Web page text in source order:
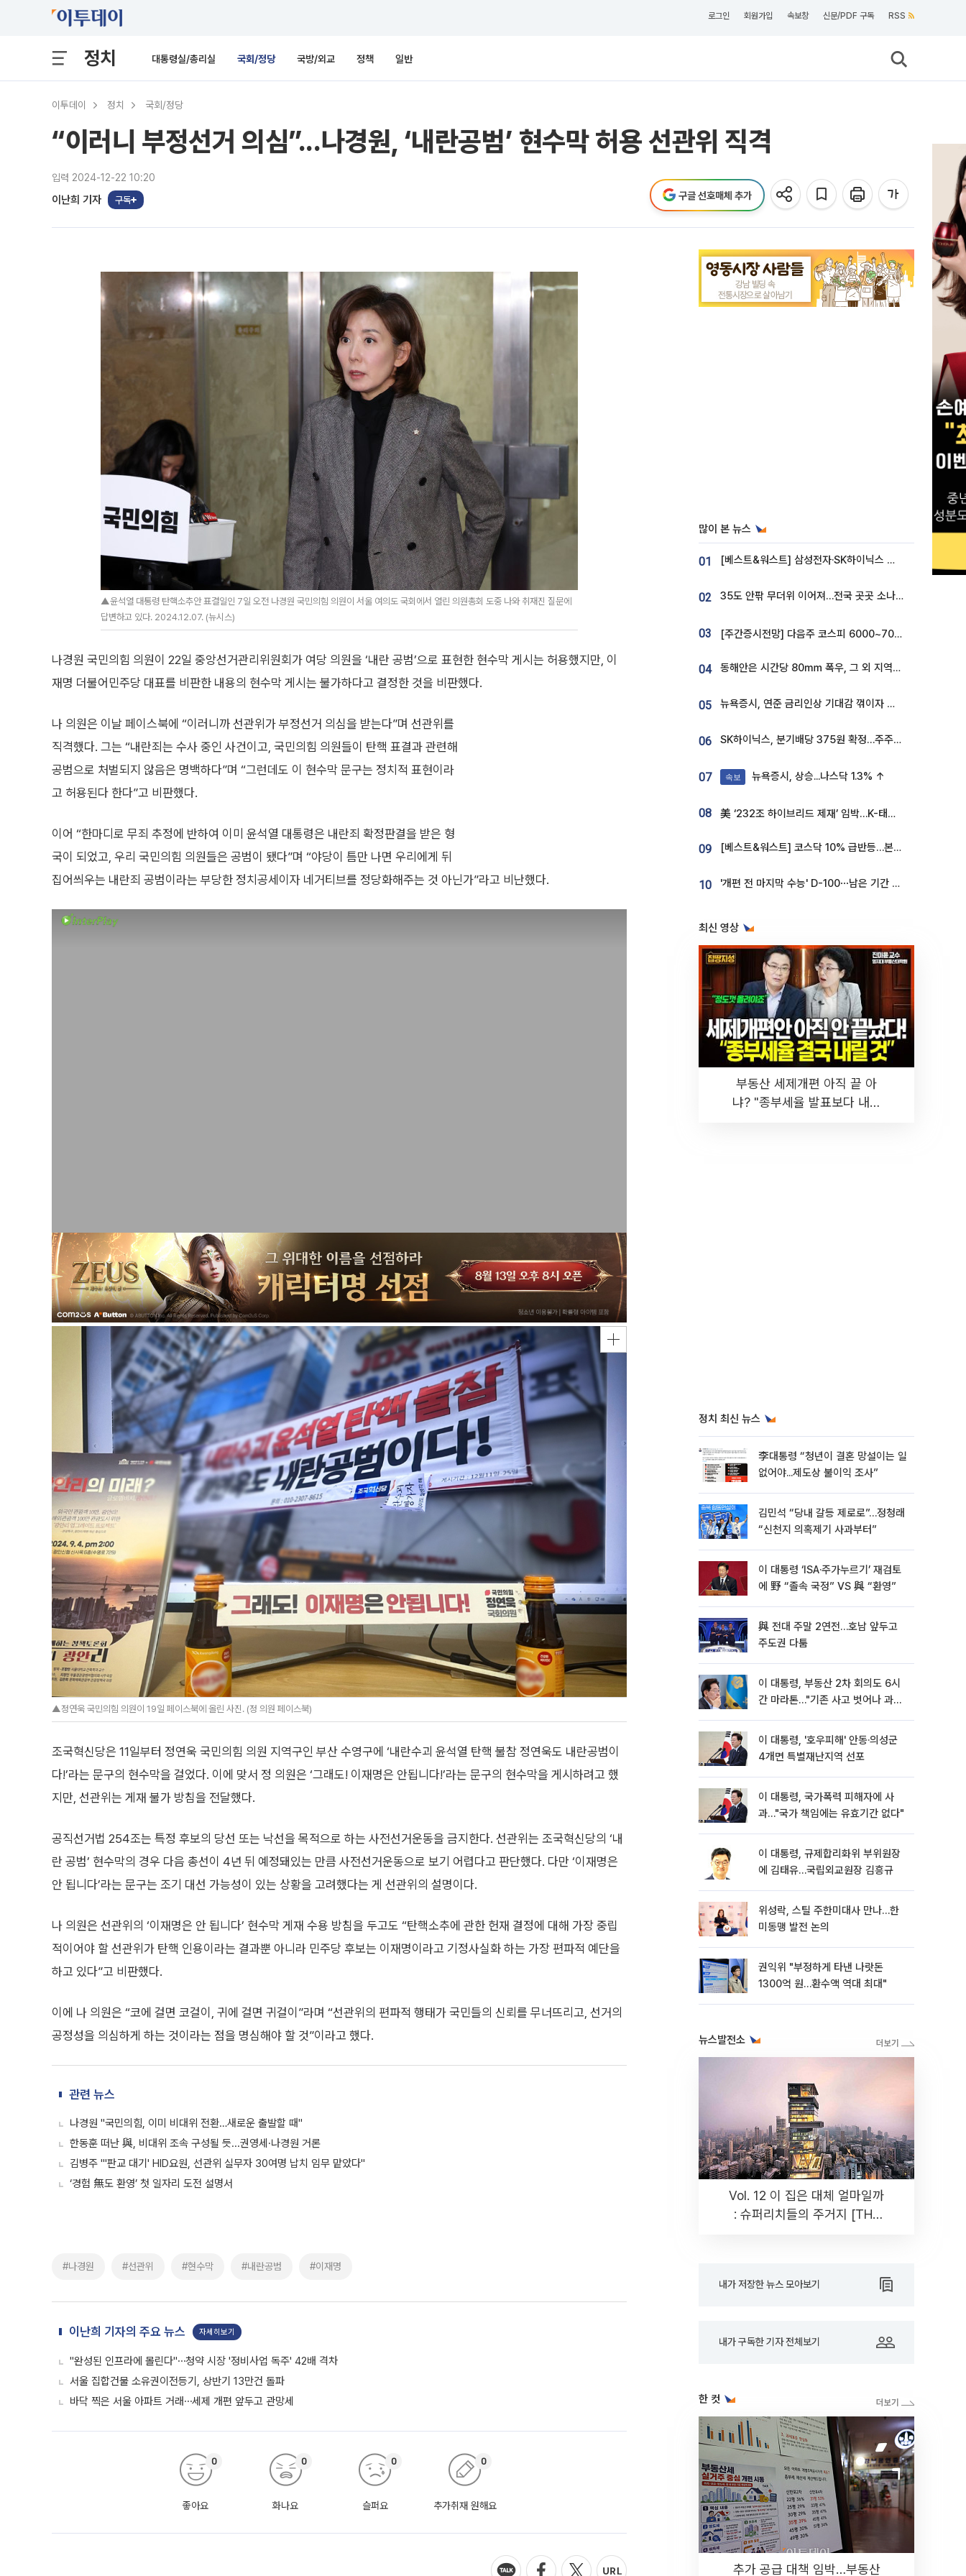
로그인 회원가입 속보창 신문/PDF 구독 RSS
정치 대통령실/총리실 국회/정당 국방/외교 정책 일반
이투데이 정치 국회/정당
“이러니 부정선거 의심”...나경원, ‘내란공범’ 현수막 허용 선관위 직격
입력 2024-12-22 10:20
이난희 기자 구독 구글 선호매체 추가
▲윤석열 대통령 탄핵소추안 표결일인 7일 오전 나경원 국민의힘 의원이 서울 여의도 국회에서 열린 의원총회 도중 나와 취재진 질문에
답변하고 있다. 2024.12.07. (뉴시스)
나경원 국민의힘 의원이 22일 중앙선거관리위원회가 여당 의원을 ‘내란 공범’으로 표현한 현수막 게시는 허용했지만, 이
재명 더불어민주당 대표를 비판한 내용의 현수막 게시는 불가하다고 결정한 것을 비판했다.
나 의원은 이날 페이스북에 “이러니까 선관위가 부정선거 의심을 받는다”며 선관위를
직격했다. 그는 “내란죄는 수사 중인 사건이고, 국민의힘 의원들이 탄핵 표결과 관련해
공범으로 처벌되지 않음은 명백하다”며 “그런데도 이 현수막 문구는 정치적 표현이라
고 허용된다 한다”고 비판했다.
이어 “한마디로 무죄 추정에 반하여 이미 윤석열 대통령은 내란죄 확정판결을 받은 형
국이 되었고, 우리 국민의힘 의원들은 공범이 됐다”며 “야당이 틈만 나면 우리에게 뒤
집어씌우는 내란죄 공범이라는 부당한 정치공세이자 네거티브를 정당화해주는 것 아닌가”라고 비난했다.
▲정연욱 국민의힘 의원이 19일 페이스북에 올린 사진. (정 의원 페이스북)
조국혁신당은 11일부터 정연욱 국민의힘 의원 지역구인 부산 수영구에 ‘내란수괴 윤석열 탄핵 불참 정연욱도 내란공범이
다!’라는 문구의 현수막을 걸었다. 이에 맞서 정 의원은 ‘그래도! 이재명은 안됩니다!’라는 문구의 현수막을 게시하려고 했
지만, 선관위는 게재 불가 방침을 전달했다.
공직선거법 254조는 특정 후보의 당선 또는 낙선을 목적으로 하는 사전선거운동을 금지한다. 선관위는 조국혁신당의 ‘내
란 공범’ 현수막의 경우 다음 총선이 4년 뒤 예정돼있는 만큼 사전선거운동으로 보기 어렵다고 판단했다. 다만 ‘이재명은
안 됩니다’라는 문구는 조기 대선 가능성이 있는 상황을 고려했다는 게 선관위의 설명이다.
나 의원은 선관위의 ‘이재명은 안 됩니다’ 현수막 게재 수용 방침을 두고도 “탄핵소추에 관한 헌재 결정에 대해 가장 중립
적이어야 할 선관위가 탄핵 인용이라는 결과뿐 아니라 민주당 후보는 이재명이라고 기정사실화 하는 가장 편파적 예단을
하고 있다”고 비판했다.
이에 나 의원은 “코에 걸면 코걸이, 귀에 걸면 귀걸이”라며 “선관위의 편파적 행태가 국민들의 신뢰를 무너뜨리고, 선거의
공정성을 의심하게 하는 것이라는 점을 명심해야 할 것”이라고 했다.
관련 뉴스
나경원 "국민의힘, 이미 비대위 전환…새로운 출발할 때"
한동훈 떠난 與, 비대위 조속 구성될 듯...권영세·나경원 거론
김병주 "'판교 대기' HID요원, 선관위 실무자 30여명 납치 임무 맡았다"
‘경험 無도 환영’ 첫 일자리 도전 설명서
#나경원 #선관위 #현수막 #내란공범 #이재명
이난희 기자의 주요 뉴스 자세히보기
"완성된 인프라에 몰린다"⋯청약 시장 '정비사업 독주' 42배 격차
서울 집합건물 소유권이전등기, 상반기 13만건 돌파
바닥 찍은 서울 아파트 거래⋯세제 개편 앞두고 관망세
좋아요
0
화나요
0
슬퍼요
0
추가취재 원해요
0
많이 본 뉴스
01 [베스트&워스트] 삼성전자·SK하이닉스 밀린 한 주…상상인증권은 85% 급등
02 35도 안팎 무더위 이어져…전국 곳곳 소나기 [오늘 날씨]
03 [주간증시전망] 다음주 코스피 6000~7000⋯“外人 수급은 정책이 변수”
04 동해안은 시간당 80㎜ 폭우, 그 외 지역은 폭염…‘극과 극 날씨’
05 뉴욕증시, 연준 금리인상 기대감 꺾이자 상승...S&P500 사상 최고치 [종합]
06 SK하이닉스, 분기배당 375원 확정…주주환원책 9월로 앞당겨 발표
07 속보 뉴욕증시, 상승...나스닥 1.3% ↑
08 美 ‘232조 하이브리드 제재’ 임박…K-태양광, 불확실성 털고 날개 다나
09 [베스트&워스트] 코스닥 10% 급반등…본느, 최대주주 변경 기대에 270% 폭등
10 '개편 전 마지막 수능' D-100⋯남은 기간 성적 올릴 전략은
최신 영상
부동산 세제개편 아직 끝 아
냐? "종부세율 발표보다 내릴
정치 최신 뉴스
李대통령 “청년이 결혼 망설이는 일
없어야...제도상 불이익 조사”
김민석 “당내 갈등 제로로”…정청래
“신천지 의혹제기 사과부터”
이 대통령 ‘ISA·주가누르기’ 재검토
에 野 “졸속 국정” VS 與 “환영”
與 전대 주말 2연전…호남 앞두고
주도권 다툼
이 대통령, 부동산 2차 회의도 6시
간 마라톤…"기존 사고 벗어나 과감
이 대통령, '호우피해' 안동·의성군
4개면 특별재난지역 선포
이 대통령, 국가폭력 피해자에 사
과…"국가 책임에는 유효기간 없다"
이 대통령, 규제합리화위 부위원장
에 김태유…국립외교원장 김흥규
위성락, 스틸 주한미대사 만나…한
미동맹 발전 논의
권익위 "부정하게 타낸 나랏돈
1300억 원…환수액 역대 최대"
뉴스발전소
Vol. 12 이 집은 대체 얼마일까
: 슈퍼리치들의 주거지 [THE
내가 저장한 뉴스 모아보기
내가 구독한 기자 전체보기
한 컷
추가 공급 대책 임박…부동산